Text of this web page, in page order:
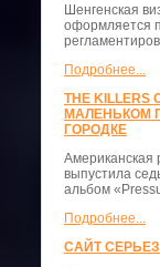
Шенгенская
оформляется
Подробнее...
THE
МАЛЕНЬКОМ
ГОРОДКЕ
Американская
выпустила
альбом
Подробнее...
САЙТ